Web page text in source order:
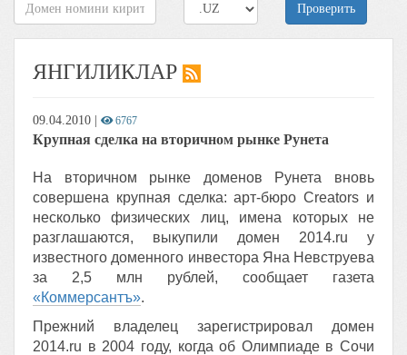
Проверить
ЯНГИЛИКЛАР
09.04.2010 6767
Крупная сделка на вторичном рынке Рунета
На вторичном рынке доменов Рунета вновь
совершена крупная сделка: арт-бюро Creators и
несколько физических лиц, имена которых не
разглашаются, выкупили домен 2014.ru у
известного доменного инвестора Яна Невструева
за 2,5 млн рублей, сообщает газета
«Коммерсантъ».
Прежний владелец зарегистрировал домен
2014.ru в 2004 году, когда об Олимпиаде в Сочи